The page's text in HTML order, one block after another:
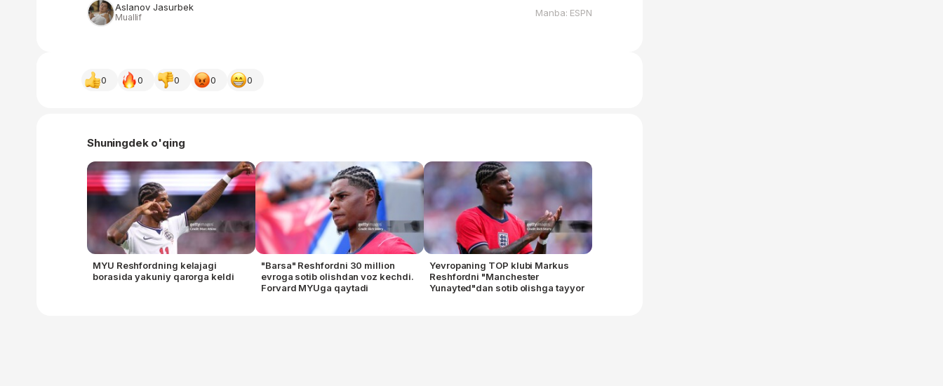
Aslanov Jasurbek
Muallif Manba: ESPN
0 0 0 0 0
Shuningdek o'qing
MYU Reshfordning kelajagi
borasida yakuniy qarorga keldi
"Barsa" Reshfordni 30 million
evroga sotib olishdan voz kechdi.
Forvard MYUga qaytadi
Yevropaning TOP klubi Markus
Reshfordni "Manchester
Yunayted"dan sotib olishga tayyor